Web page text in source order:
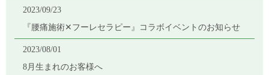
ちまして終了致しました。
2020/01/07
2023/09/23
『腰痛施術✕フーレセラピー』コラボイベントのお知らせ
2023/08/01
8月生まれのお客様へ